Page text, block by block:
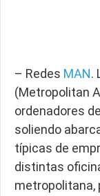
– Redes MAN.
(Metropolitan
ordenadores
soliendo
típicas de
distintas
metropolitana,